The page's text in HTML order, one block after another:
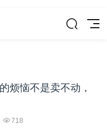
烦恼不是卖不动，
718